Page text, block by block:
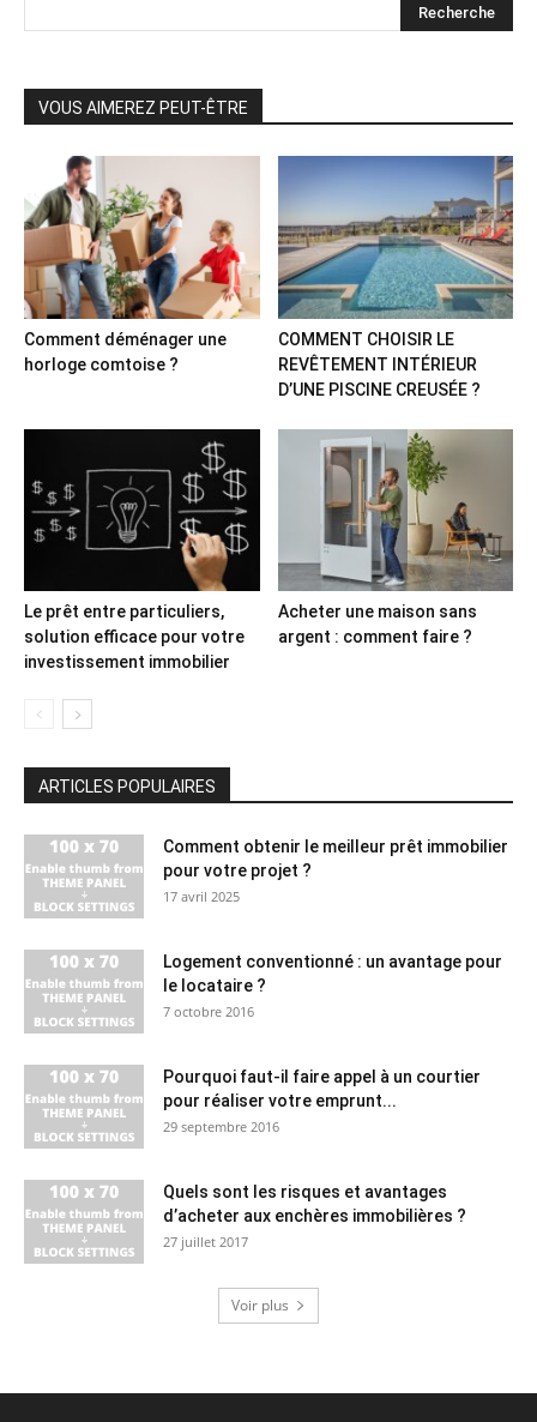
VOUS AIMEREZ PEUT-ÊTRE
Comment déménager une
horloge comtoise ?
COMMENT CHOISIR LE
REVÊTEMENT INTÉRIEUR
D’UNE PISCINE CREUSÉE ?
Le prêt entre particuliers,
solution efficace pour votre
investissement immobilier
Acheter une maison sans
argent : comment faire ?
ARTICLES POPULAIRES
Comment obtenir le meilleur prêt immobilier
pour votre projet ?
17 avril 2025
Logement conventionné : un avantage pour
le locataire ?
7 octobre 2016
Pourquoi faut-il faire appel à un courtier
pour réaliser votre emprunt...
29 septembre 2016
Quels sont les risques et avantages
d’acheter aux enchères immobilières ?
27 juillet 2017
Voir plus